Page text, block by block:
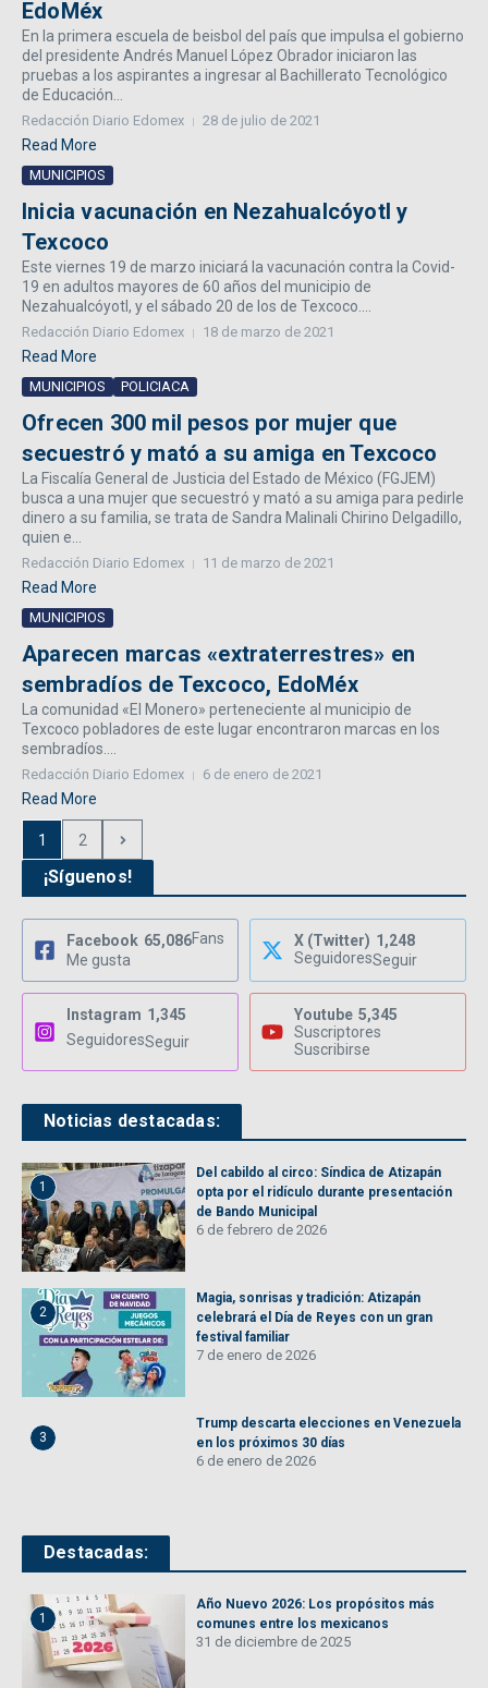
EdoMéx
En la primera escuela de beisbol del país que impulsa el gobierno
del presidente Andrés Manuel López Obrador iniciaron las
pruebas a los aspirantes a ingresar al Bachillerato Tecnológico
de Educación...
Redacción Diario Edomex 28 de julio de 2021
Read More
MUNICIPIOS
Inicia vacunación en Nezahualcóyotl y
Texcoco
Este viernes 19 de marzo iniciará la vacunación contra la Covid-
19 en adultos mayores de 60 años del municipio de
Nezahualcóyotl, y el sábado 20 de los de Texcoco....
Redacción Diario Edomex 18 de marzo de 2021
Read More
MUNICIPIOS POLICIACA
Ofrecen 300 mil pesos por mujer que
secuestró y mató a su amiga en Texcoco
La Fiscalía General de Justicia del Estado de México (FGJEM)
busca a una mujer que secuestró y mató a su amiga para pedirle
dinero a su familia, se trata de Sandra Malinali Chirino Delgadillo,
quien e...
Redacción Diario Edomex 11 de marzo de 2021
Read More
MUNICIPIOS
Aparecen marcas «extraterrestres» en
sembradíos de Texcoco, EdoMéx
La comunidad «El Monero» perteneciente al municipio de
Texcoco pobladores de este lugar encontraron marcas en los
sembradíos....
Redacción Diario Edomex 6 de enero de 2021
Read More
1 2
¡Síguenos!
Facebook 65,086Fans
Me gusta
X (Twitter) 1,248
SeguidoresSeguir
Instagram 1,345
SeguidoresSeguir
Youtube 5,345
Suscriptores
Suscribirse
Noticias destacadas:
1
Del cabildo al circo: Síndica de Atizapán
opta por el ridículo durante presentación
de Bando Municipal
6 de febrero de 2026
2
Magia, sonrisas y tradición: Atizapán
celebrará el Día de Reyes con un gran
festival familiar
7 de enero de 2026
3
Trump descarta elecciones en Venezuela
en los próximos 30 días
6 de enero de 2026
Destacadas:
1
Año Nuevo 2026: Los propósitos más
comunes entre los mexicanos
31 de diciembre de 2025